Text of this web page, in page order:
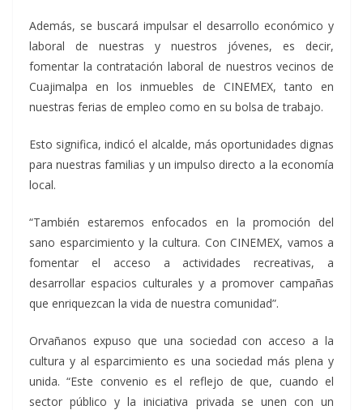
Además, se buscará impulsar el desarrollo económico y
laboral de nuestras y nuestros jóvenes, es decir,
fomentar la contratación laboral de nuestros vecinos de
Cuajimalpa en los inmuebles de CINEMEX, tanto en
nuestras ferias de empleo como en su bolsa de trabajo.
Esto significa, indicó el alcalde, más oportunidades dignas
para nuestras familias y un impulso directo a la economía
local.
“También estaremos enfocados en la promoción del
sano esparcimiento y la cultura. Con CINEMEX, vamos a
fomentar el acceso a actividades recreativas, a
desarrollar espacios culturales y a promover campañas
que enriquezcan la vida de nuestra comunidad”.
Orvañanos expuso que una sociedad con acceso a la
cultura y al esparcimiento es una sociedad más plena y
unida. “Este convenio es el reflejo de que, cuando el
sector público y la iniciativa privada se unen con un